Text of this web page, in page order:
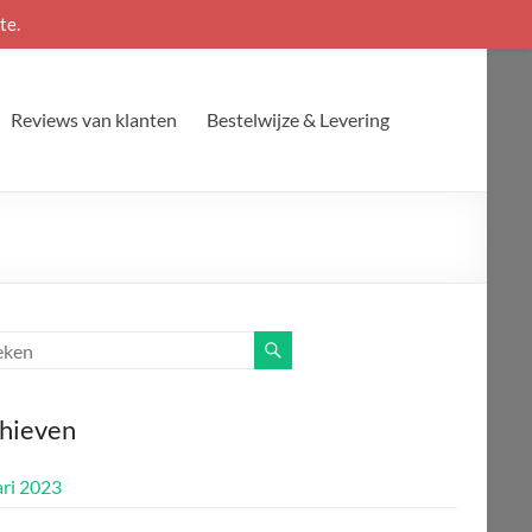
Reviews van klanten
Bestelwijze & Levering
2023